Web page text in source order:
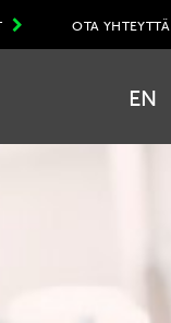
OTA YHTEYTTÄ
EN